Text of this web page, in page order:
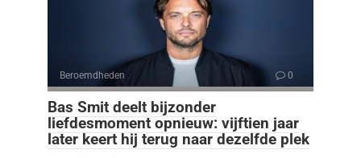
Beroemdheden 0
Bas Smit deelt bijzonder
liefdesmoment opnieuw: vijftien jaar
later keert hij terug naar dezelfde plek